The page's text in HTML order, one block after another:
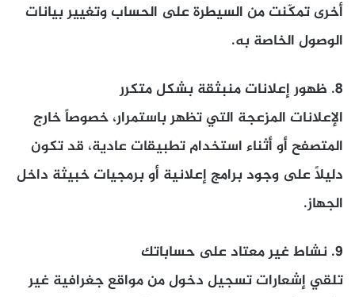
أخرى تمكّنت من السيطرة على الحساب وتغيير بيانات
الوصول الخاصة به.
8. ظهور إعلانات منبثقة بشكل متكرر
الإعلانات المزعجة التي تظهر باستمرار، خصوصاً خارج
المتصفح أو أثناء استخدام تطبيقات عادية، قد تكون
دليلاً على وجود برامج إعلانية أو برمجيات خبيثة داخل
الجهاز.
9. نشاط غير معتاد على حساباتك
تلقي إشعارات تسجيل دخول من مواقع جغرافية غير